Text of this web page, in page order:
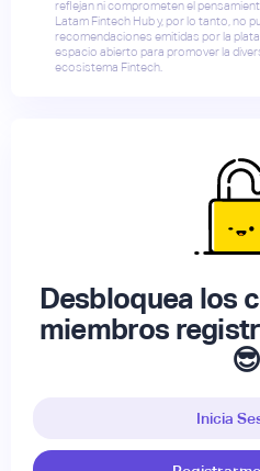
reflejan ni comprometen el
Latam Fintech Hub y, por lo tanto, no
recomendaciones emitidas por la
espacio abierto para promover la
ecosistema Fintech.
Desbloquea los
miembros
😎
Inicia